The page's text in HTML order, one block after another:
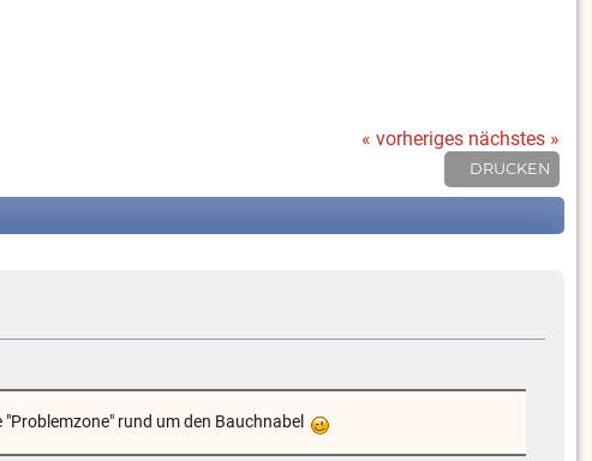
« vorheriges nächstes »
DRUCKEN
rund um den Bauchnabel